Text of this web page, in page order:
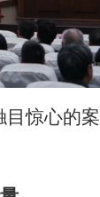
惊心的